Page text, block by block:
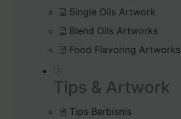
Single Oils Artwork
Blend Oils Artworks
Food Flavoring Artworks
Tips & Artwork
Tips Berbisnis